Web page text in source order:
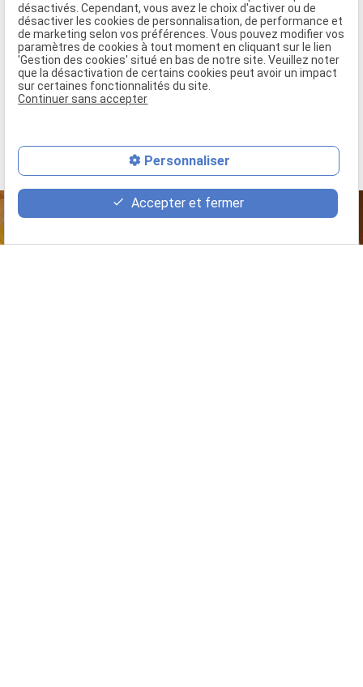
phone
mail
description
Consultez également :
Maison en bois clé en main
Plan de site
désactivés. Cependant, vous avez le choix d'activer ou de
désactiver les cookies de personnalisation, de performance et
de marketing selon vos préférences. Vous pouvez modifier vos
paramètres de cookies à tout moment en cliquant sur le lien
'Gestion des cookies' situé en bas de notre site. Veuillez noter
que la désactivation de certains cookies peut avoir un impact
sur certaines fonctionnalités du site.
Continuer sans accepter
Personnaliser
Accepter et fermer